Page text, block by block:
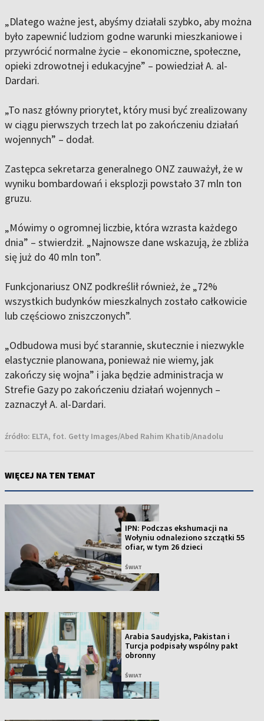
„Dlatego ważne jest, abyśmy działali szybko, aby można
było zapewnić ludziom godne warunki mieszkaniowe i
przywrócić normalne życie – ekonomiczne, społeczne,
opieki zdrowotnej i edukacyjne” – powiedział A. al-
Dardari.
„To nasz główny priorytet, który musi być zrealizowany
w ciągu pierwszych trzech lat po zakończeniu działań
wojennych” – dodał.
Zastępca sekretarza generalnego ONZ zauważył, że w
wyniku bombardowań i eksplozji powstało 37 mln ton
gruzu.
„Mówimy o ogromnej liczbie, która wzrasta każdego
dnia” – stwierdził. „Najnowsze dane wskazują, że zbliża
się już do 40 mln ton”.
Funkcjonariusz ONZ podkreślił również, że „72%
wszystkich budynków mieszkalnych zostało całkowicie
lub częściowo zniszczonych”.
„Odbudowa musi być starannie, skutecznie i niezwykle
elastycznie planowana, ponieważ nie wiemy, jak
zakończy się wojna” i jaka będzie administracja w
Strefie Gazy po zakończeniu działań wojennych –
zaznaczył A. al-Dardari.
źródło: ELTA, fot. Getty Images/Abed Rahim Khatib/Anadolu
WIĘCEJ NA TEN TEMAT
IPN: Podczas ekshumacji na
Wołyniu odnaleziono szczątki 55
ofiar, w tym 26 dzieci
ŚWIAT
Arabia Saudyjska, Pakistan i
Turcja podpisały wspólny pakt
obronny
ŚWIAT